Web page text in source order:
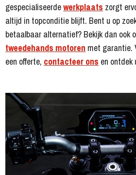
gespecialiseerdewerkplaats zorgt
altijd in topconditie blijft. Bent u op
betaalbaar alternatief? Bekijk dan ook
tweedehands motoren met garantie.
een offerte, contacteer ons en ontdek